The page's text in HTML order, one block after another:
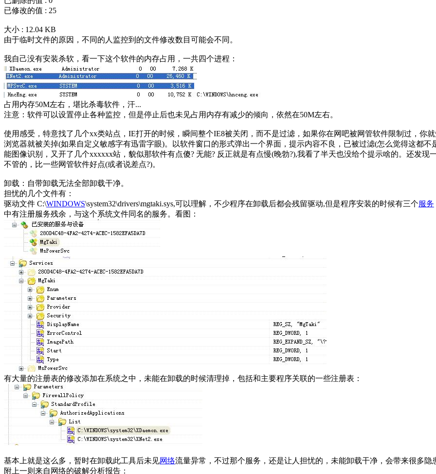
已修改的值 : 25
大小 : 12.04 KB
由于临时文件的原因，不同的人监控到的文件修改数目可能会不同。
我自己没有安装杀软，看一下这个软件的内存占用，一共四个进程：
占用内存50M左右，堪比杀毒软件，汗...
注意：软件可以设置停止各种监控，但是停止后也未见占用内存有减少的倾向，依然在50M左右。
使用感受，特意找了几个xx类站点，IE打开的时候，瞬间整个IE8被关闭，而不是过滤，如果你在网吧被网管软件限制过，你
浏览器就被关掉(如果自定义敏感字有迅雷字眼)。以软件窗口的形式弹出一个界面，提示内容不良，已被过滤(怎么觉得这都
能图像识别，又开了几个xxxxxx站，貌似那软件有点傻? 无能? 反正就是有点慢(晚勃?),我看了半天也没给个提示啥的。还发
不管的，比一些网管软件好点(或者说差点?)。
卸载：自带卸载无法全部卸载干净。
担忧的几个文件有：
驱动文件 C:\WINDOWS\system32\drivers\mgtaki.sys,可以理解，不少程序在卸载后都会残留驱动,但是程序安装的时候有三个服务
中有注册服务残余，与这个系统文件同名的服务。看图：
有大量的注册表的修改添加在系统之中，未能在卸载的时候清理掉，包括和主要程序关联的一些注册表：
基本上就是这么多，暂时在卸载此工具后未见网络流量异常，不过那个服务，还是让人担忧的，未能卸载干净，会带来很多隐
附上一则来自网络的破解分析报告：